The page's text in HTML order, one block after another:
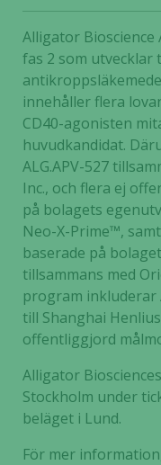
Alligator
fas 2 som
innehåller flera
CD40-agonisten
huvudkandidat.
ALG.APV-527
Inc., och flera ej
på bolagets
Neo-X-Prime™,
baserade på
tillsammans med
program inkluderar
till Shanghai
offentliggjord
Alligator
Stockholm under
beläget i Lund.
För mer